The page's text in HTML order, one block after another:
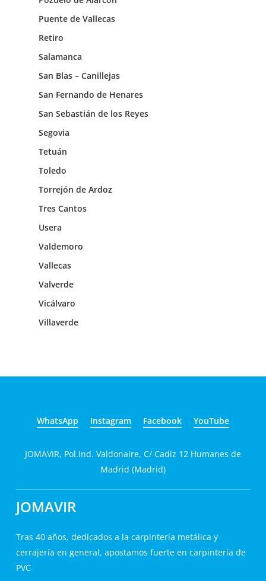
Puente de Vallecas
Retiro
Salamanca
San Blas – Canillejas
San Fernando de Henares
San Sebastián de los Reyes
Segovia
Tetuán
Toledo
Torrejón de Ardoz
Tres Cantos
Usera
Valdemoro
Vallecas
Valverde
Vicálvaro
Villaverde
WhatsApp Instagram Facebook YouTube
JOMAVIR, Pol.Ind. Valdonaire, C/ Cadiz 12 Humanes de
Madrid (Madrid)
JOMAVIR
Tras 40 años, dedicados a la carpintería metálica y
cerrajería en general, apostamos fuerte en carpintería de
PVC